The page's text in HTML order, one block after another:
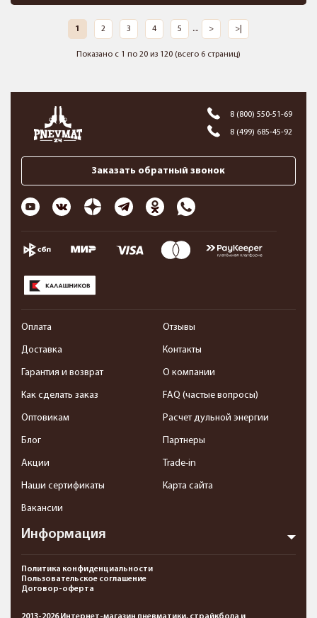
1 2 3 4 5 .... > >|
Показано с 1 по 20 из 120 (всего 6 страниц)
8 (800) 550-51-69
8 (499) 685-45-92
Заказать обратный звонок
Информация
Оплата
Доставка
Гарантия и возврат
Как сделать заказ
Оптовикам
Блог
Акции
Наши сертификаты
Вакансии
Отзывы
Контакты
О компании
FAQ (частые вопросы)
Расчет дульной энергии
Партнеры
Trade-in
Карта сайта
Политика конфиденциальности
Пользовательское соглашение
Договор-оферта